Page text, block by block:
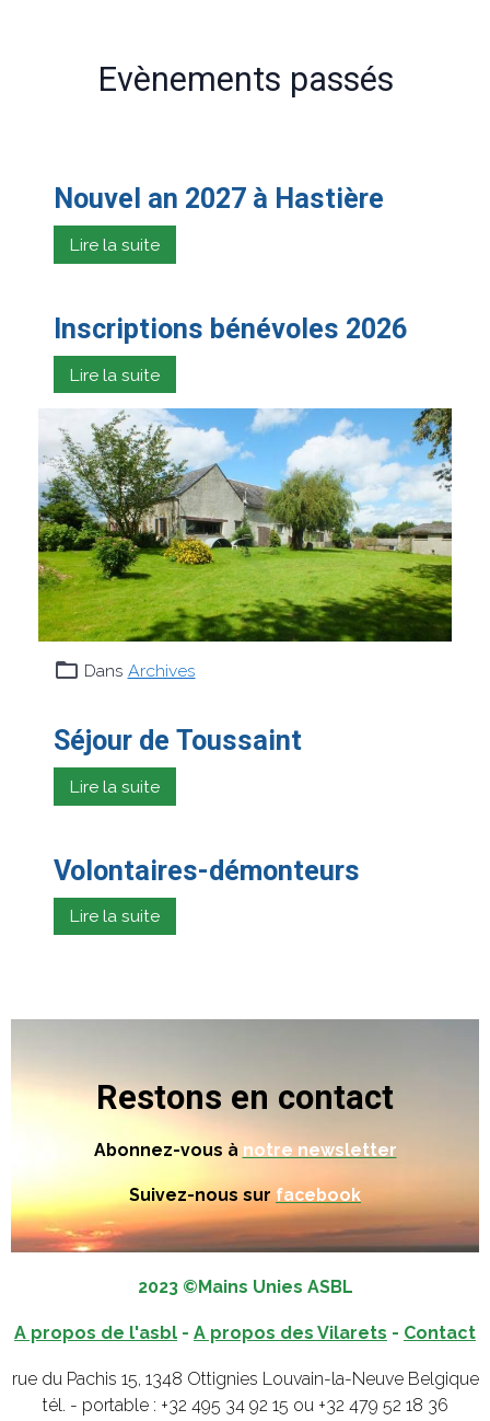
Evènements passés
Nouvel an 2027 à Hastière
Lire la suite
Inscriptions bénévoles 2026
Lire la suite
Dans Archives
Séjour de Toussaint
Lire la suite
Volontaires-démonteurs
Lire la suite
Restons en contact
Abonnez-vous à notre newsletter
Suivez-nous sur facebook
2023 ©Mains Unies ASBL
A propos de l'asbl - A propos des Vilarets - Contact
rue du Pachis 15, 1348 Ottignies Louvain-la-Neuve Belgique
tél. - portable : +32 495 34 92 15 ou +32 479 52 18 36